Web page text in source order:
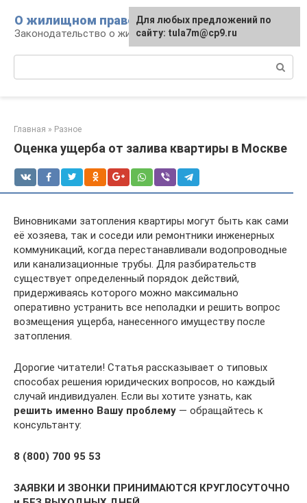
контенту
О жилищном праве
Законодательство о жилье и земле
Главная » Разное
Оценка ущерба от залива квартиры в Москве
Виновниками затопления квартиры могут быть как сами
её хозяева, так и соседи или ремонтники инженерных
коммуникаций, когда перестанавливали водопроводные
или канализационные трубы. Для разбирательств
существует определенный порядок действий,
придерживаясь которого можно максимально
оперативно устранить все неполадки и решить вопрос
возмещения ущерба, нанесенного имуществу после
затопления.
Дорогие читатели! Статья рассказывает о типовых
способах решения юридических вопросов, но каждый
случай индивидуален. Если вы хотите узнать, как
решить именно Вашу проблему — обращайтесь к
консультанту:
8 (800) 700 95 53
ЗАЯВКИ И ЗВОНКИ ПРИНИМАЮТСЯ КРУГЛОСУТОЧНО
Для любых предложений по
сайту: tula7m@cp9.ru